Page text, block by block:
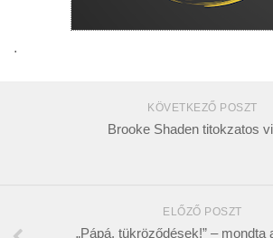
.
KÖVETKEZŐ POSZT
Brooke Shaden titokzatos
ELŐZŐ POSZT
„Pápá, tükröződések!” – mondta